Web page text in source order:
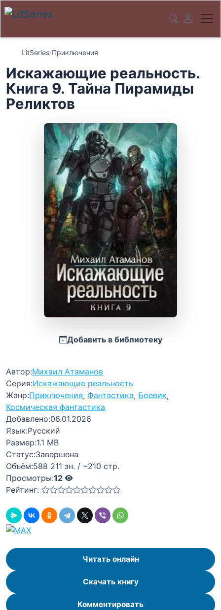
LitSeries/Приключения
Искажающие реальность.
Книга 9. Тайна Пирамиды
Реликтов
Добавить в библиотеку
Автор:Михаил Атаманов
Серия:Искажающие реальность
Жанр:Приключения, Фантастика, Боевик,
Космическая фантастика
Добавлено:06.01.2026
Язык:Русский
Размер:1.1 MB
Статус:Завершена
Объём:588 211 зн. / ~210 стр.
Просмотры:12
Рейтинг:
Читать онлайн
Скачать книгу
Комментировать